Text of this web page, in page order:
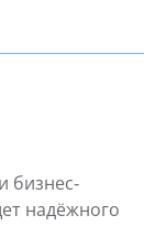
бизнес-
надёжного